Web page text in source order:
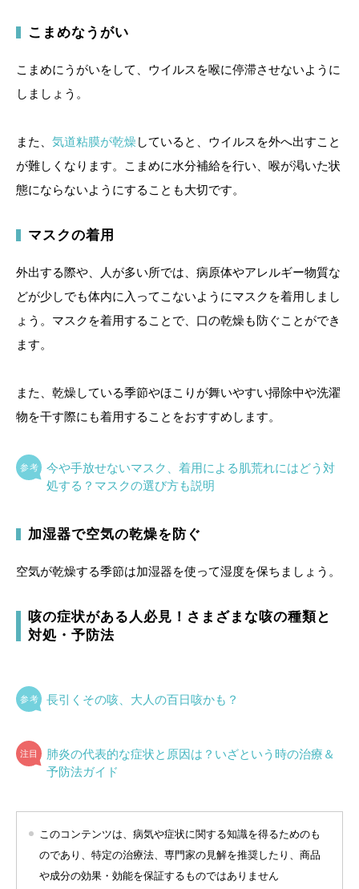
こまめなうがい
こまめにうがいをして、ウイルスを喉に停滞させないように
しましょう。
また、 気道粘膜が乾燥 していると、ウイルスを外へ出すこと
が難しくなります。こまめに水分補給を行い、喉が渇いた状
態にならないようにすることも大切です。
マスクの着用
外出する際や、人が多い所では、病原体やアレルギー物質な
どが少しでも体内に入ってこないようにマスクを着用しまし
ょう。マスクを着用することで、口の乾燥も防ぐことができ
ます。
また、乾燥している季節やほこりが舞いやすい掃除中や洗濯
物を干す際にも着用することをおすすめします。
今や手放せないマスク、着用による肌荒れにはどう対
処する？マスクの選び方も説明
加湿器で空気の乾燥を防ぐ
空気が乾燥する季節は加湿器を使って湿度を保ちましょう。
咳の症状がある人必見！さまざまな咳の種類と
対処・予防法
長引くその咳、大人の百日咳かも？
肺炎の代表的な症状と原因は？いざという時の治療＆
予防法ガイド
このコンテンツは、病気や症状に関する知識を得るためのも
のであり、特定の治療法、専門家の見解を推奨したり、商品
や成分の効果・効能を保証するものではありません